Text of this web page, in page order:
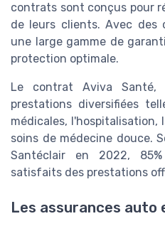
contrats sont conçus pour
de leurs clients. Avec des
une large gamme de
protection optimale.
Le contrat Aviva Santé,
prestations diversifiées
médicales, l'hospitalisation,
soins de médecine douce.
Santéclair en 2022,
satisfaits des prestations
Les assurances auto